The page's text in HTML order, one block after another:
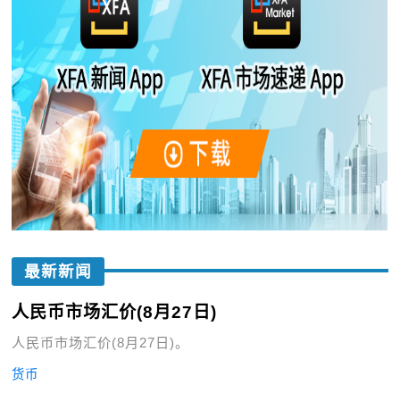
最新新闻
人民币市场汇价(8月27日)
人民币市场汇价(8月27日)。
货币